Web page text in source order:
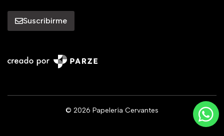
Suscribirme
© 2026 Papelería Cervantes